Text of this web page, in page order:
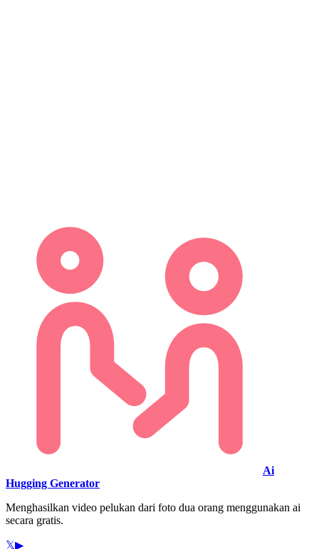
Ai
Hugging Generator
Menghasilkan video pelukan dari foto dua orang menggunakan ai
secara gratis.
𝕏▶